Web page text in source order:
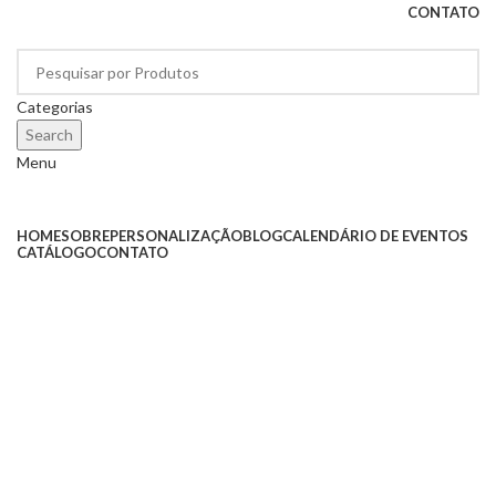
CONTATO
Categorias
Search
Menu
HOMESOBREPERSONALIZAÇÃOBLOGCALENDÁRIO DE EVENTOS
CATÁLOGOCONTATO